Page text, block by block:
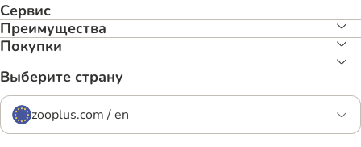
Сервис
Преимуществa
Покупки
Выберите страну
zooplus.com / en